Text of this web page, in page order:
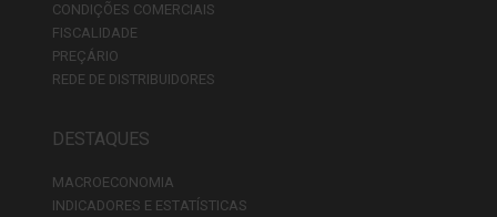
CONDIÇÕES COMERCIAIS
FISCALIDADE
PREÇÁRIO
REDE DE DISTRIBUIDORES
DESTAQUES
MACROECONOMIA
INDICADORES E ESTATÍSTICAS